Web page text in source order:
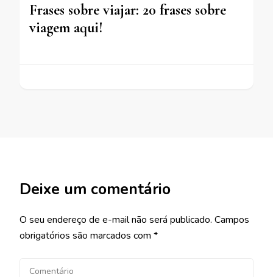
Frases sobre viajar: 20 frases sobre
viagem aqui!
Deixe um comentário
O seu endereço de e-mail não será publicado. Campos
obrigatórios são marcados com *